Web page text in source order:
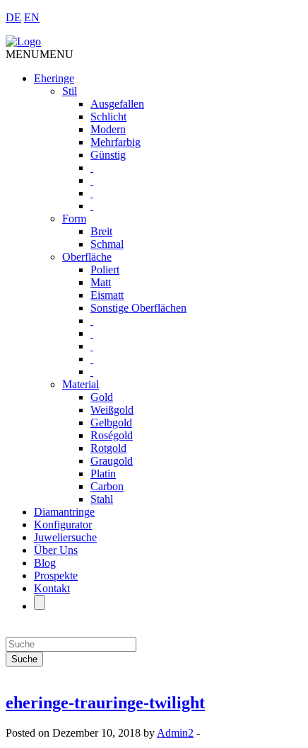
DE EN
MENUMENU
Eheringe
Stil
Ausgefallen
Schlicht
Modern
Mehrfarbig
Günstig
Form
Breit
Schmal
Oberfläche
Poliert
Matt
Eismatt
Sonstige Oberflächen
Material
Gold
Weißgold
Gelbgold
Roségold
Rotgold
Graugold
Platin
Carbon
Stahl
Diamantringe
Konfigurator
Juweliersuche
Über Uns
Blog
Prospekte
Kontakt
eheringe-trauringe-twilight
Posted on Dezember 10, 2018 by Admin2 -